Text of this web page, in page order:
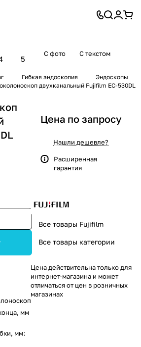
5
С фото С текстом
Гибкая эндоскопия
Эндоскопы
двухканальный Fujifilm EC-530DL
мм
мм:
Цена по запросу
Нашли дешевле?
Расширенная
гарантия
Все товары Fujifilm
Все товары категории
Цена действительна только для
интернет-магазина и может
отличаться от цен в розничных
магазинах